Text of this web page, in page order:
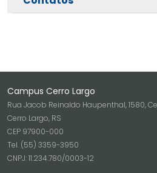
Campus Cerro Largo
Rua Jacob Reinaldo Haupenthal, 1580,
Cerro Largo, RS
CEP 97900-000
Tel. (55) 3359-3950
CNPJ: 11.234.780/0003-12